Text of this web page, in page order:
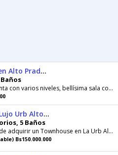
Casa en Venta en Alto Prado, , VE RAH: 1616736
con varios niveles, bellísima sala comedor, cocina de
Townhouse de Lujo Urb Alto Prado del sur pocos metros después de LA CASCADA!
5 Baños
Gran oportunidad de adquirir un Townhouse en La Urb Altos
Bs150.000.000